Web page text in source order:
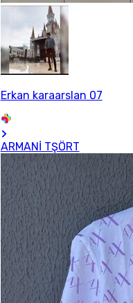
Erkan karaarslan 07
ARMANİ TŞÖRT